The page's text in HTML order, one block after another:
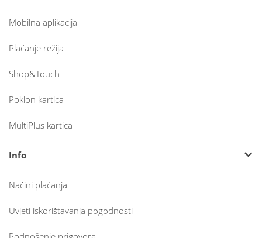
Mobilna aplikacija
Plaćanje režija
Shop&Touch
Poklon kartica
MultiPlus kartica
Info
Načini plaćanja
Uvjeti iskorištavanja pogodnosti